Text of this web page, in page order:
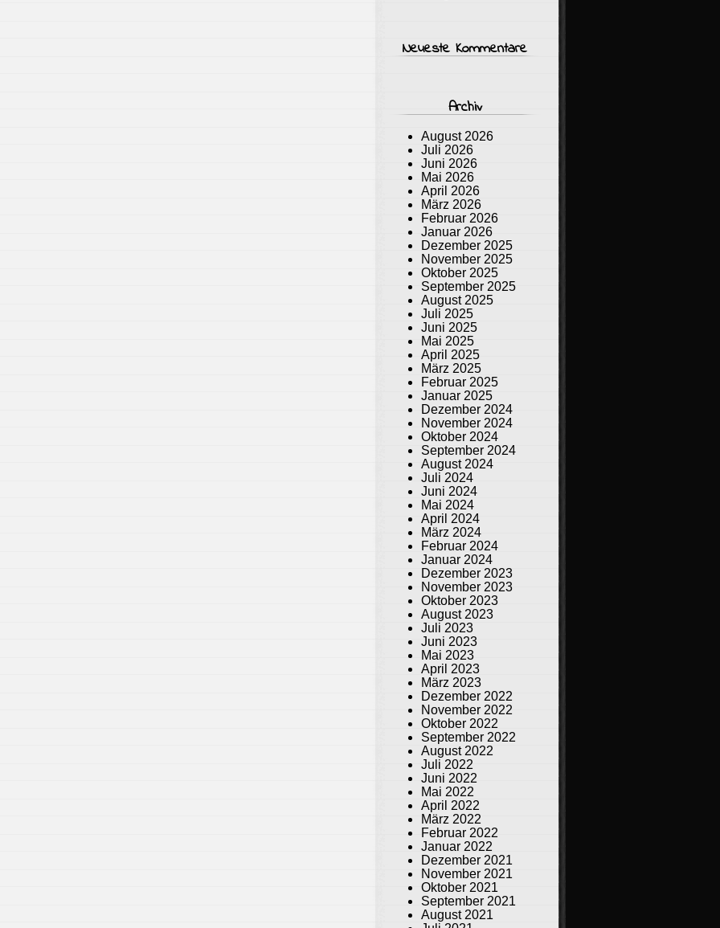
Neueste Kommentare
Archiv
August 2026
Juli 2026
Juni 2026
Mai 2026
April 2026
März 2026
Februar 2026
Januar 2026
Dezember 2025
November 2025
Oktober 2025
September 2025
August 2025
Juli 2025
Juni 2025
Mai 2025
April 2025
März 2025
Februar 2025
Januar 2025
Dezember 2024
November 2024
Oktober 2024
September 2024
August 2024
Juli 2024
Juni 2024
Mai 2024
April 2024
März 2024
Februar 2024
Januar 2024
Dezember 2023
November 2023
Oktober 2023
August 2023
Juli 2023
Juni 2023
Mai 2023
April 2023
März 2023
Dezember 2022
November 2022
Oktober 2022
September 2022
August 2022
Juli 2022
Juni 2022
Mai 2022
April 2022
März 2022
Februar 2022
Januar 2022
Dezember 2021
November 2021
Oktober 2021
September 2021
August 2021